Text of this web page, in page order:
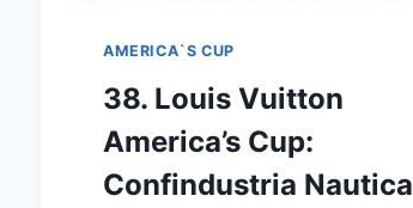
AMERICA`S CUP
38. Louis Vuitton
America’s Cup:
Confindustria Nautica